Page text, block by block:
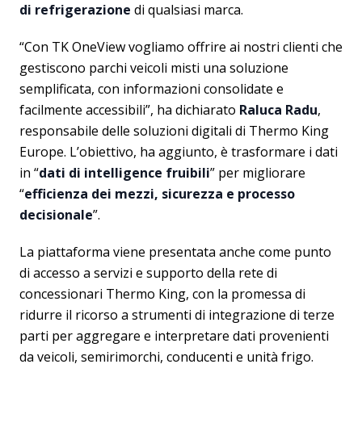
di refrigerazione di qualsiasi marca.
“Con TK OneView vogliamo offrire ai nostri clienti che
gestiscono parchi veicoli misti una soluzione
semplificata, con informazioni consolidate e
facilmente accessibili”, ha dichiarato Raluca Radu,
responsabile delle soluzioni digitali di Thermo King
Europe. L’obiettivo, ha aggiunto, è trasformare i dati
in “dati di intelligence fruibili” per migliorare
“efficienza dei mezzi, sicurezza e processo
decisionale”.
La piattaforma viene presentata anche come punto
di accesso a servizi e supporto della rete di
concessionari Thermo King, con la promessa di
ridurre il ricorso a strumenti di integrazione di terze
parti per aggregare e interpretare dati provenienti
da veicoli, semirimorchi, conducenti e unità frigo.